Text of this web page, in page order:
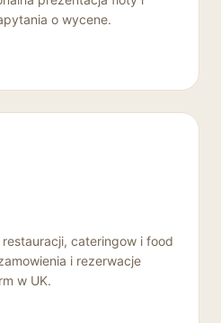
o wycene.
cateringow i food
i rezerwacje
w UK.